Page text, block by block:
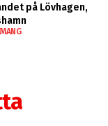
på Lövhagen,